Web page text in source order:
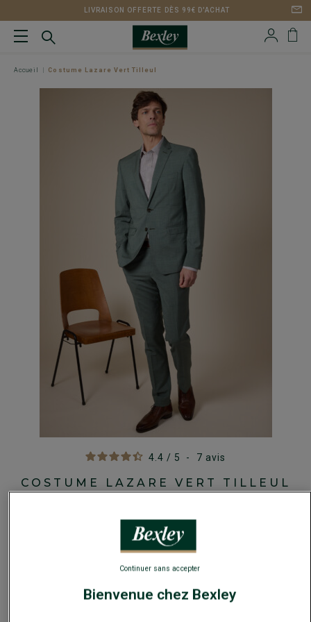
LIVRAISON OFFERTE DÈS 99€ D'ACHAT
Accueil Costume Lazare Vert Tilleul
4.4 / 5 - 7 avis
COSTUME LAZARE VERT TILLEUL
Le costume Lazare est un costume classique, simple et
Soigneusement confectionné, dans un tissu haut de gamme
en pure laine vierge natural stretch Super 100’s de la maison
italienne Zignone.
Bienvenue chez Bexley
Continuer sans accepter